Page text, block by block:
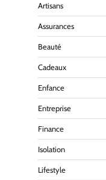
Artisans
Assurances
Beauté
Cadeaux
Enfance
Entreprise
Finance
Isolation
Lifestyle